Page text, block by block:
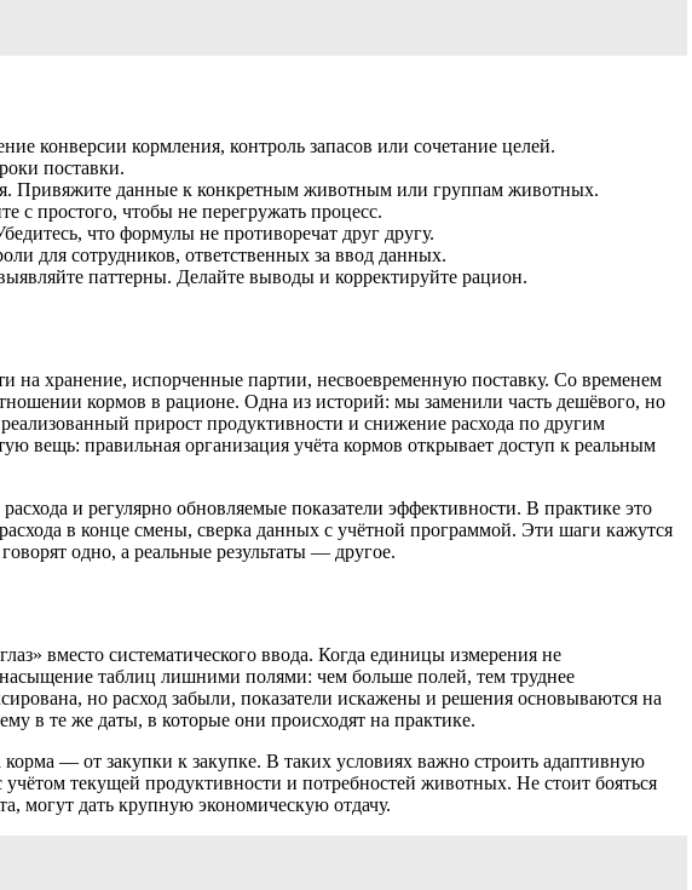
конверсии кормления, контроль запасов или сочетание целей.
поставки.
Привяжите данные к конкретным животным или группам животных.
с простого, чтобы не перегружать процесс.
что формулы не противоречат друг другу.
для сотрудников, ответственных за ввод данных.
паттерны. Делайте выводы и корректируйте рацион.
на хранение, испорченные партии, несвоевременную поставку. Со временем
кормов в рационе. Одна из историй: мы заменили часть дешёвого, но
прирост продуктивности и снижение расхода по другим
вещь: правильная организация учёта кормов открывает доступ к реальным
и регулярно обновляемые показатели эффективности. В практике это
в конце смены, сверка данных с учётной программой. Эти шаги кажутся
одно, а реальные результаты — другое.
вместо систематического ввода. Когда единицы измерения не
таблиц лишними полями: чем больше полей, тем труднее
но расход забыли, показатели искажены и решения основываются на
в те же даты, в которые они происходят на практике.
— от закупки к закупке. В таких условиях важно строить адаптивную
текущей продуктивности и потребностей животных. Не стоит бояться
могут дать крупную экономическую отдачу.